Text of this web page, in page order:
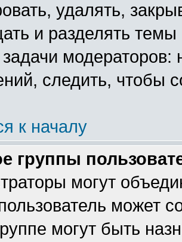
удалять,
и разделять
следить, чтобы
к началу
группы
могут
может
могут быть